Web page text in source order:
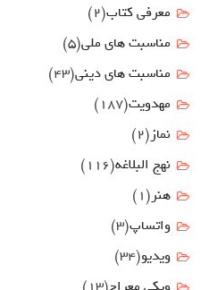
معرفی کتاب(2)
مناسبت هاي ملي(5)
مناسبت های دینی(43)
مهدويت(187)
نماز (2)
نهج البلاغه(116)
هنر (1)
واتساپ(3)
ویدیو(34)